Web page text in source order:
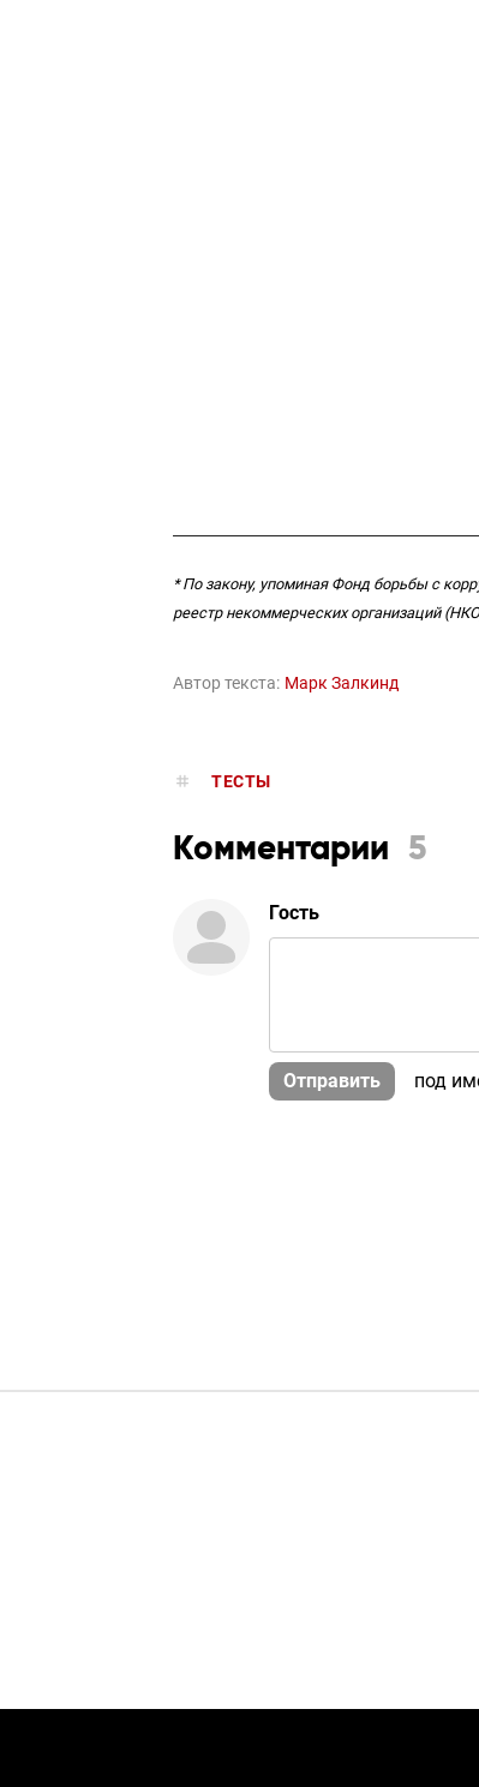
* По закону, упоминая Фонд борьбы с
реестр некоммерческих организаций
Автор текста: Марк Залкинд
ТЕСТЫ
Комментарии 5
Гость
Отправить под